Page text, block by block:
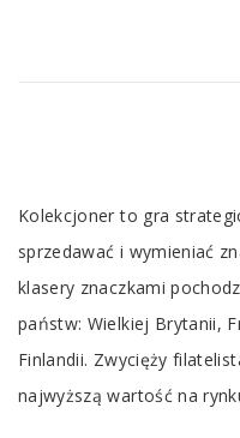
Article
Kolekcjoner to gra
sprzedawać i wymieniać
klasery znaczkami
państw: Wielkiej Brytanii,
Finlandii. Zwycięży
najwyższą wartość na